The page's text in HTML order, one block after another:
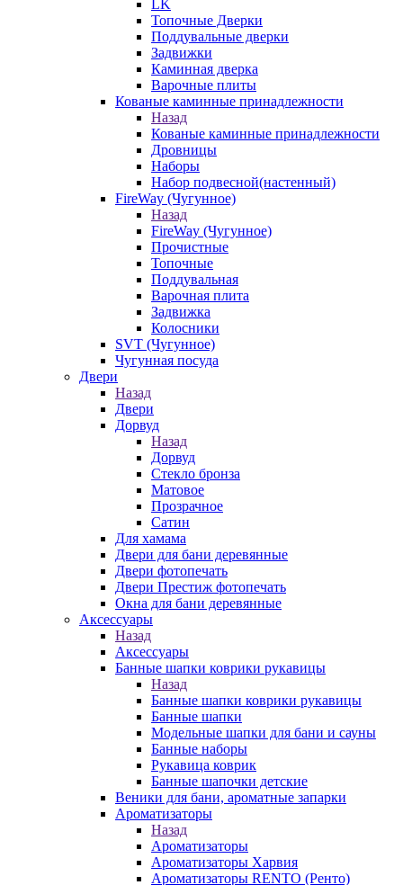
LK
Топочные Дверки
Поддувальные дверки
Задвижки
Каминная дверка
Варочные плиты
Кованые каминные принадлежности
Назад
Кованые каминные принадлежности
Дровницы
Наборы
Набор подвесной(настенный)
FireWay (Чугунное)
Назад
FireWay (Чугунное)
Прочистные
Топочные
Поддувальная
Варочная плита
Задвижка
Колосники
SVT (Чугунное)
Чугунная посуда
Двери
Назад
Двери
Дорвуд
Назад
Дорвуд
Стекло бронза
Матовое
Прозрачное
Сатин
Для хамама
Двери для бани деревянные
Двери фотопечать
Двери Престиж фотопечать
Окна для бани деревянные
Аксессуары
Назад
Аксессуары
Банные шапки коврики рукавицы
Назад
Банные шапки коврики рукавицы
Банные шапки
Модельные шапки для бани и сауны
Банные наборы
Рукавица коврик
Банные шапочки детские
Веники для бани, ароматные запарки
Ароматизаторы
Назад
Ароматизаторы
Ароматизаторы Харвия
Ароматизаторы RENTO (Ренто)